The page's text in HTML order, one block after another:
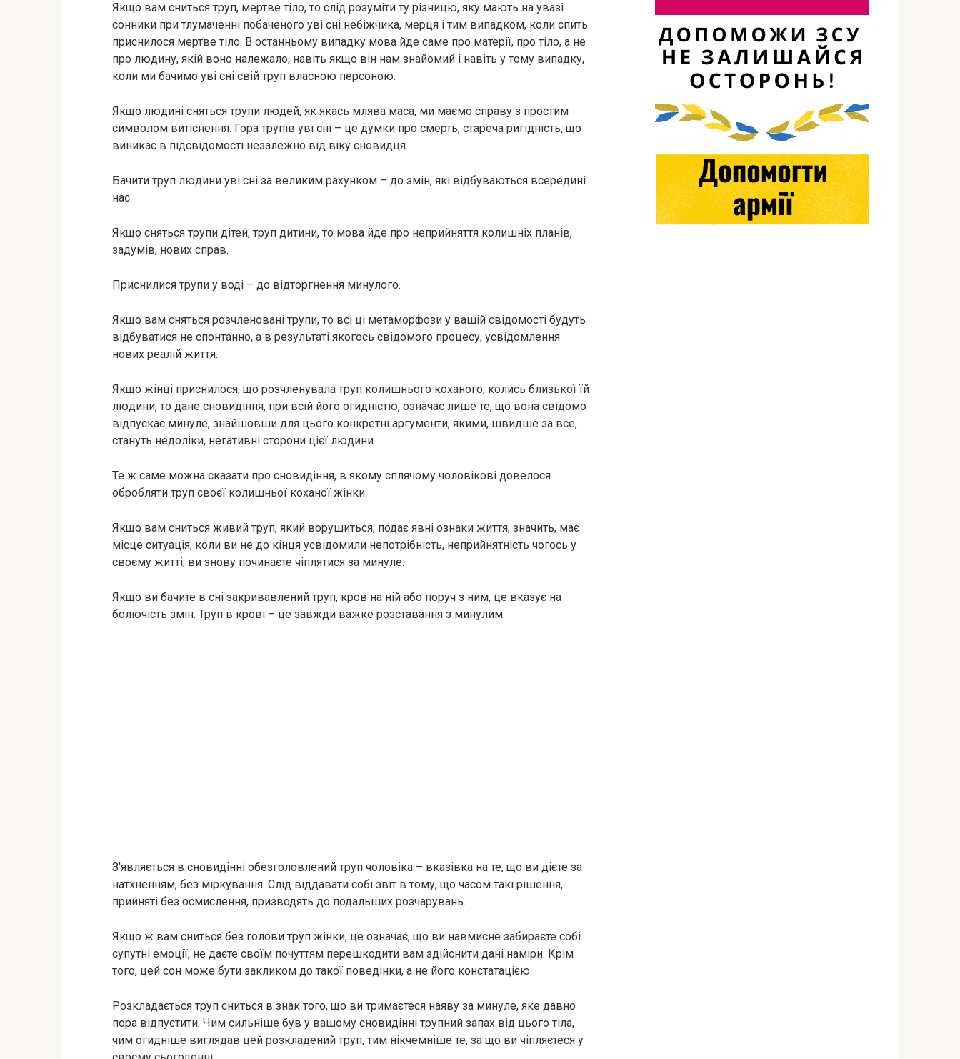
Якщо вам сниться труп, мертве тіло, то слід розуміти ту різницю, яку мають на увазі
сонники при тлумаченні побаченого уві сні небіжчика, мерця і тим випадком, коли спить
приснилося мертве тіло. В останньому випадку мова йде саме про матерії, про тіло, а не
про людину, якій воно належало, навіть якщо він нам знайомий і навіть у тому випадку,
коли ми бачимо уві сні свій труп власною персоною.
Якщо людині сняться трупи людей, як якась млява маса, ми маємо справу з простим
символом витіснення. Гора трупів уві сні – це думки про смерть, стареча ригідність, що
виникає в підсвідомості незалежно від віку сновидця.
Бачити труп людини уві сні за великим рахунком – до змін, які відбуваються всередині
нас.
Якщо сняться трупи дітей, труп дитини, то мова йде про неприйняття колишніх планів,
задумів, нових справ.
Приснилися трупи у воді – до відторгнення минулого.
Якщо вам сняться розчленовані трупи, то всі ці метаморфози у вашій свідомості будуть
відбуватися не спонтанно, а в результаті якогось свідомого процесу, усвідомлення
нових реалій життя.
Якщо жінці приснилося, що розчленувала труп колишнього коханого, колись близької їй
людини, то дане сновидіння, при всій його огидністю, означає лише те, що вона свідомо
відпускає минуле, знайшовши для цього конкретні аргументи, якими, швидше за все,
стануть недоліки, негативні сторони цієї людини.
Те ж саме можна сказати про сновидіння, в якому сплячому чоловікові довелося
обробляти труп своєї колишньої коханої жінки.
Якщо вам сниться живий труп, який ворушиться, подає явні ознаки життя, значить, має
місце ситуація, коли ви не до кінця усвідомили непотрібність, неприйнятність чогось у
своєму житті, ви знову починаєте чіплятися за минуле.
Якщо ви бачите в сні закривавлений труп, кров на ній або поруч з ним, це вказує на
болючість змін. Труп в крові – це завжди важке розставання з минулим.
З’являється в сновидінні обезголовлений труп чоловіка – вказівка на те, що ви дієте за
натхненням, без міркування. Слід віддавати собі звіт в тому, що часом такі рішення,
прийняті без осмислення, призводять до подальших розчарувань.
Якщо ж вам сниться без голови труп жінки, це означає, що ви навмисне забираєте собі
супутні емоції, не даєте своїм почуттям перешкодити вам здійснити дані наміри. Крім
того, цей сон може бути закликом до такої поведінки, а не його констатацією.
Розкладається труп сниться в знак того, що ви тримаєтеся наяву за минуле, яке давно
пора відпустити. Чим сильніше був у вашому сновидінні трупний запах від цього тіла,
чим огидніше виглядав цей розкладений труп, тим нікчемніше те, за що ви чіпляєтеся у